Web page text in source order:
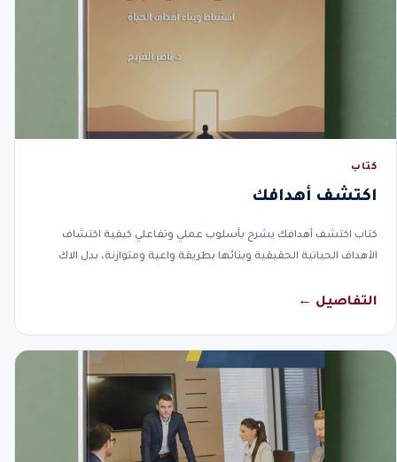
كتاب
اكتشف أهدافك
كتاب اكتشف أهدافك يشرح بأسلوب عملي وتفاعلي كيفية اكتشاف
الأهداف الحياتية الحقيقية وبنائها بطريقة واعية ومتوازنة، بدل الاك
التفاصيل ←